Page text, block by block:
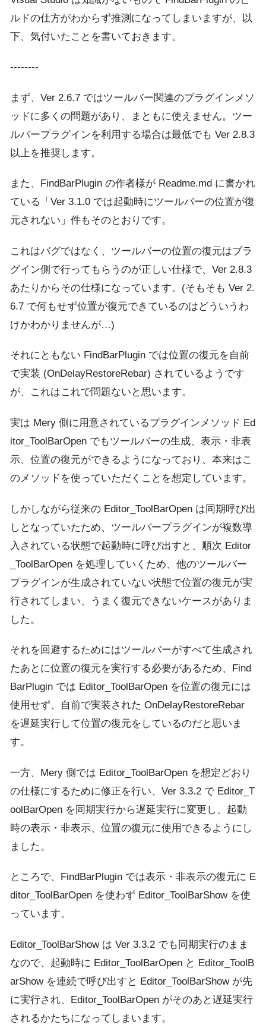
ルドの仕方がわからず推測になってしまいますが、以
下、気付いたことを書いておきます。
--------
まず、Ver 2.6.7 ではツールバー関連のプラグインメソ
ッドに多くの問題があり、まともに使えません。ツー
ルバープラグインを利用する場合は最低でも Ver 2.8.3
以上を推奨します。
また、FindBarPlugin の作者様が Readme.md に書かれ
ている「Ver 3.1.0 では起動時にツールバーの位置が復
元されない」件もそのとおりです。
これはバグではなく、ツールバーの位置の復元はプラ
グイン側で行ってもらうのが正しい仕様で、Ver 2.8.3
あたりからその仕様になっています。(そもそも Ver 2.
6.7 で何もせず位置が復元できているのはどういうわ
けかわかりませんが…)
それにともない FindBarPlugin では位置の復元を自前
で実装 (OnDelayRestoreRebar) されているようです
が、これはこれで問題ないと思います。
実は Mery 側に用意されているプラグインメソッド Ed
itor_ToolBarOpen でもツールバーの生成、表示・非表
示、位置の復元ができるようになっており、本来はこ
のメソッドを使っていただくことを想定しています。
しかしながら従来の Editor_ToolBarOpen は同期呼び出
しとなっていたため、ツールバープラグインが複数導
入されている状態で起動時に呼び出すと、順次 Editor
_ToolBarOpen を処理していくため、他のツールバー
プラグインが生成されていない状態で位置の復元が実
行されてしまい、うまく復元できないケースがありま
した。
それを回避するためにはツールバーがすべて生成され
たあとに位置の復元を実行する必要があるため、Find
BarPlugin では Editor_ToolBarOpen を位置の復元には
使用せず、自前で実装された OnDelayRestoreRebar
を遅延実行して位置の復元をしているのだと思いま
す。
一方、Mery 側では Editor_ToolBarOpen を想定どおり
の仕様にするために修正を行い、Ver 3.3.2 で Editor_T
oolBarOpen を同期実行から遅延実行に変更し、起動
時の表示・非表示、位置の復元に使用できるようにし
ました。
ところで、FindBarPlugin では表示・非表示の復元に E
ditor_ToolBarOpen を使わず Editor_ToolBarShow を使
っています。
Editor_ToolBarShow は Ver 3.3.2 でも同期実行のまま
なので、起動時に Editor_ToolBarOpen と Editor_ToolB
arShow を連続で呼び出すと Editor_ToolBarShow が先
に実行され、Editor_ToolBarOpen がそのあと遅延実行
されるかたちになってしまいます。